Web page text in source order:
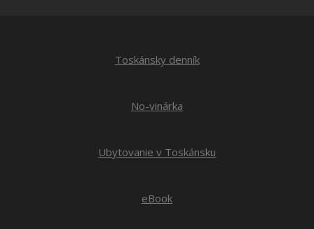
Toskánsky denník
No-vinárka
Ubytovanie v Toskánsku
eBook